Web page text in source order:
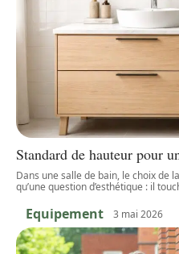
Standard de hauteur pour
Dans une salle de bain, le choix de
qu’une question d’esthétique : il
Equipement 3 mai 2026